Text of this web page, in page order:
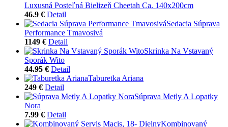
Luxusná Posteľná Bielizeň Cheetah Ca. 140x200cm
46.9 € Detail
Sedacia Súprava
Performance Tmavosivá
1149 € Detail
Skrinka Na Vstavaný
Sporák Wito
44.95 € Detail
Taburetka Ariana
249 € Detail
Súprava Metly A Lopatky
Nora
7.99 € Detail
Kombinovaný